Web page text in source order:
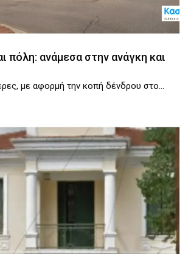
πόλη: ανάμεσα στην ανάγκη και
με αφορμή την κοπή δένδρου στο...